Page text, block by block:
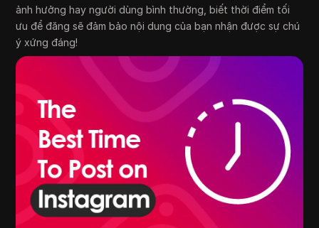
ảnh hưởng hay người dùng bình thường, biết thời điểm tối
ưu để đăng sẽ đảm bảo nội dung của bạn nhận được sự chú
ý xứng đáng!